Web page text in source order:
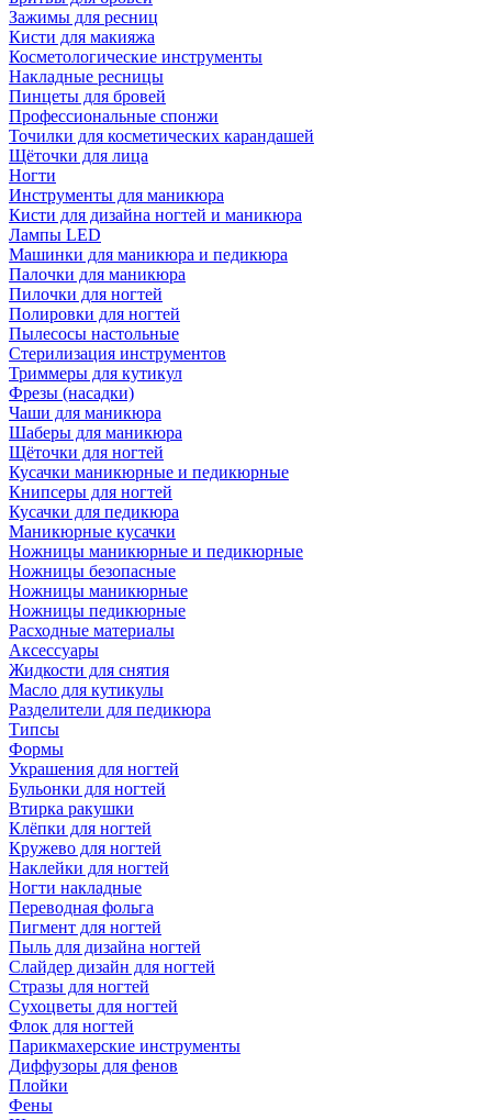
Зажимы для ресниц
Кисти для макияжа
Косметологические инструменты
Накладные ресницы
Пинцеты для бровей
Профессиональные спонжи
Точилки для косметических карандашей
Щёточки для лица
Ногти
Инструменты для маникюра
Кисти для дизайна ногтей и маникюра
Лампы LED
Машинки для маникюра и педикюра
Палочки для маникюра
Пилочки для ногтей
Полировки для ногтей
Пылесосы настольные
Стерилизация инструментов
Триммеры для кутикул
Фрезы (насадки)
Чаши для маникюра
Шаберы для маникюра
Щёточки для ногтей
Кусачки маникюрные и педикюрные
Книпсеры для ногтей
Кусачки для педикюра
Маникюрные кусачки
Ножницы маникюрные и педикюрные
Ножницы безопасные
Ножницы маникюрные
Ножницы педикюрные
Расходные материалы
Аксессуары
Жидкости для снятия
Масло для кутикулы
Разделители для педикюра
Типсы
Формы
Украшения для ногтей
Бульонки для ногтей
Втирка ракушки
Клёпки для ногтей
Кружево для ногтей
Наклейки для ногтей
Ногти накладные
Переводная фольга
Пигмент для ногтей
Пыль для дизайна ногтей
Слайдер дизайн для ногтей
Стразы для ногтей
Сухоцветы для ногтей
Флок для ногтей
Парикмахерские инструменты
Диффузоры для фенов
Плойки
Фены